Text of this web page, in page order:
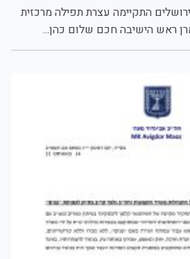
התקיימה עצרת תפילה מרכזית
ראש הישיבה חכם שלום כהן...